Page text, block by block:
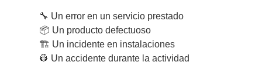
🔧 Un error en un servicio prestado
📦 Un producto defectuoso
🏗️ Un incidente en instalaciones
👷 Un accidente durante la actividad